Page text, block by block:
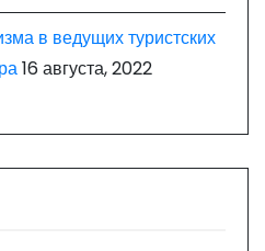
в ведущих туристских
16 августа, 2022